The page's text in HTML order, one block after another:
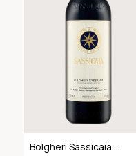
Bolgheri Sassicaia